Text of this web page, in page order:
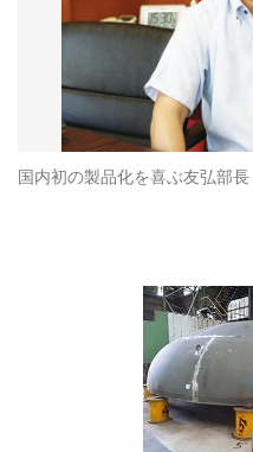
国内初の製品化を喜ぶ友弘部長